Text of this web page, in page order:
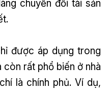
chuyển đổi tài sản
được áp dụng trong
rất phổ biến ở nhà
là chính phủ. Ví dụ,